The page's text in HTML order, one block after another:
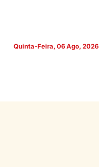
Quinta-Feira, 06 Ago, 2026